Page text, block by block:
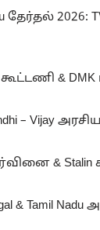
தேர்தல் 2026:
கூட்டணி & DMK
– Vijay
&
& Tamil